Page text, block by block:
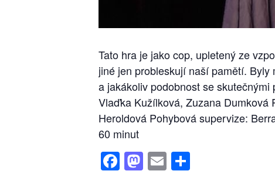
Tato hra je jako cop, upletený ze
jiné jen probleskují naší pamětí. Byly
a jakákoliv podobnost se
Vlaďka Kužílková, Zuzana
Heroldová Pohybová supervize:
60 minut
Facebook
Mastodon
Email